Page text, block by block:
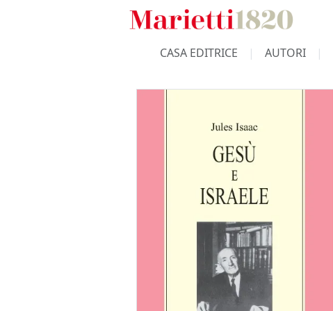
CASA EDITRICE AUTORI